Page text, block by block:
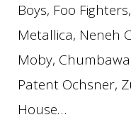
Boys, Foo
Metallica, Neneh
Moby,
Patent Ochsner,
House…